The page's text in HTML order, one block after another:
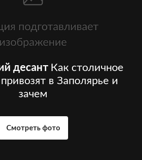
десант Как столичное
в Заполярье и
зачем
Смотреть фото